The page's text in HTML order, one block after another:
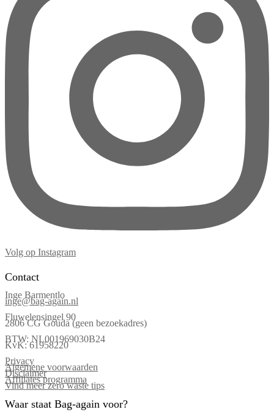
Volg op Instagram
Contact
Inge Barmentlo
inge@bag-again.nl
Fluwelensingel 90
2806 CG Gouda (geen bezoekadres)
BTW: NL001969030B24
KvK: 61958220
Privacy
Algemene voorwaarden
Disclaimer
Affiliates programma
Vind meer zero waste tips
Waar staat Bag-again voor?